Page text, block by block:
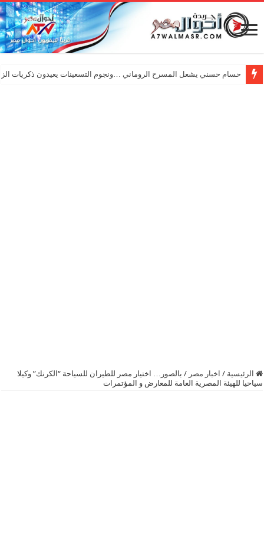
حسام حسني يشعل المسرح الروماني …ونجوم التسعينات يعيدون ذكريات
الرئيسية / اخبار مصر / بالصور… اختيار مصر للطيران للسياحة “الكرنك” وكيلا
سياحيا للهيئة المصرية العامة للمعارض و المؤتمرات